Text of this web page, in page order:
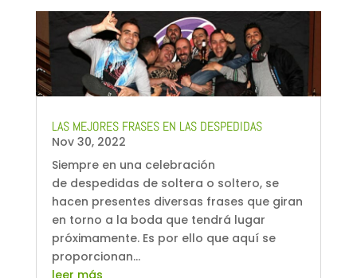
LAS MEJORES FRASES EN LAS DESPEDIDAS
Nov 30, 2022
Siempre en una celebración
de despedidas de soltera o soltero, se
hacen presentes diversas frases que giran
en torno a la boda que tendrá lugar
próximamente. Es por ello que aquí se
proporcionan...
leer más